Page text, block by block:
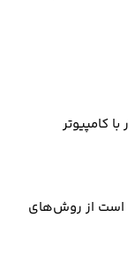
کامپیوتر
از روش‌های